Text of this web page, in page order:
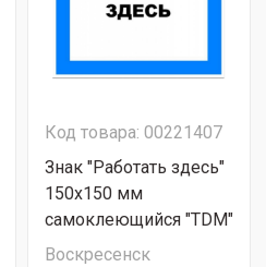
Код товара: 00221407
Знак "Работать здесь"
150х150 мм
самоклеющийся "TDM"
Воскресенск